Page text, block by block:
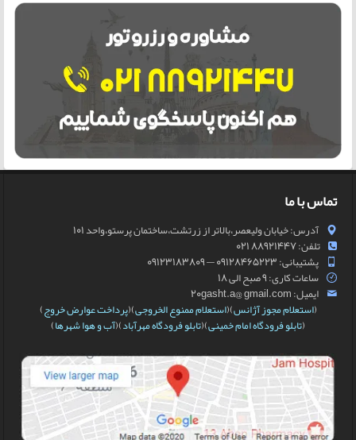
تماس با ما
آدرس: خیابان ولیعصر،بالاتر از زرتشت،ساختمان پرستو،واحد 101
تلفن: 88921447 021
پشتیبانی: 09128465223 — 09123183809
ساعات کاری: 9 صبح الی 18
ایمیل: 20gasht.a@ gmail.com
(استعلام مجوز آژانس)(استعلام ممنوع الخروجی)(پرداخت عوارض خروج)
(تابلو فرودگاه امام خمینی)(تابلو فرودگاه مهرآباد)(آب و هوا شهرها)